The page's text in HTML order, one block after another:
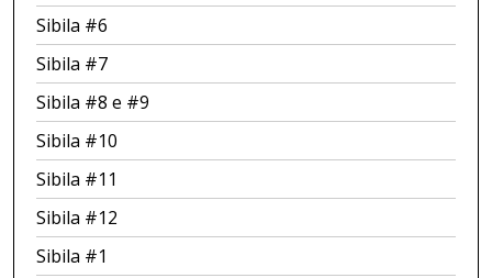
Sibila #6
Sibila #7
Sibila #8 e #9
Sibila #10
Sibila #11
Sibila #12
Sibila #1